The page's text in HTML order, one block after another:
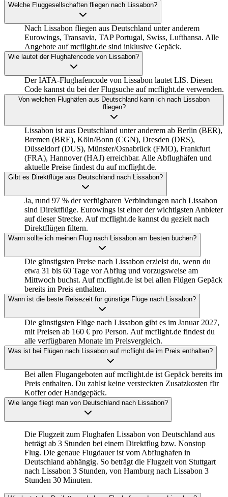
Welche Fluggesellschaften fliegen nach Lissabon?
Nach Lissabon fliegen aus Deutschland unter anderem
Eurowings, Transavia, TAP Portugal, Swiss, Lufthansa. Alle
Angebote auf mcflight.de sind inklusive Gepäck.
Wie lautet der Flughafencode von Lissabon?
Der IATA-Flughafencode von Lissabon lautet LIS. Diesen
Code kannst du bei der Flugsuche auf mcflight.de verwenden.
Von welchen Flughäfen aus Deutschland kann ich nach Lissabon
fliegen?
Lissabon ist aus Deutschland unter anderem ab Berlin (BER),
Bremen (BRE), Köln/Bonn (CGN), Dresden (DRS),
Düsseldorf (DUS), Münster/Osnabrück (FMO), Frankfurt
(FRA), Hannover (HAJ) erreichbar. Alle Abflughäfen und
aktuelle Preise findest du auf mcflight.de.
Gibt es Direktflüge aus Deutschland nach Lissabon?
Ja, rund 97 % der verfügbaren Verbindungen nach Lissabon
sind Direktflüge. Eurowings ist einer der wichtigsten Anbieter
auf dieser Strecke. Auf mcflight.de kannst du gezielt nach
Direktflügen filtern.
Wann sollte ich meinen Flug nach Lissabon am besten buchen?
Die günstigsten Preise nach Lissabon erzielst du, wenn du
etwa 31 bis 60 Tage vor Abflug und vorzugsweise am
Mittwoch buchst. Auf mcflight.de ist bei allen Flügen Gepäck
bereits im Preis enthalten.
Wann ist die beste Reisezeit für günstige Flüge nach Lissabon?
Die günstigsten Flüge nach Lissabon gibt es im Januar 2027,
mit Preisen ab 160 € pro Person. Auf mcflight.de findest du
alle verfügbaren Monate im Preisvergleich.
Was ist bei Flügen nach Lissabon auf mcflight.de im Preis enthalten?
Bei allen Flugangeboten auf mcflight.de ist Gepäck bereits im
Preis enthalten. Du zahlst keine versteckten Zusatzkosten für
Koffer oder Handgepäck.
Wie lange fliegt man von Deutschland nach Lissabon?
Die Flugzeit zum Flughafen Lissabon von Deutschland aus
beträgt ab 3 Stunden bei einem Direktflug bzw. Nonstop
Flug. Die genaue Flugdauer ist vom Abflughafen in
Deutschland abhängig. So beträgt die Flugzeit von Stuttgart
nach Lissabon 3 Stunden, von Hamburg nach Lissabon 3
Stunden 30 Minuten.